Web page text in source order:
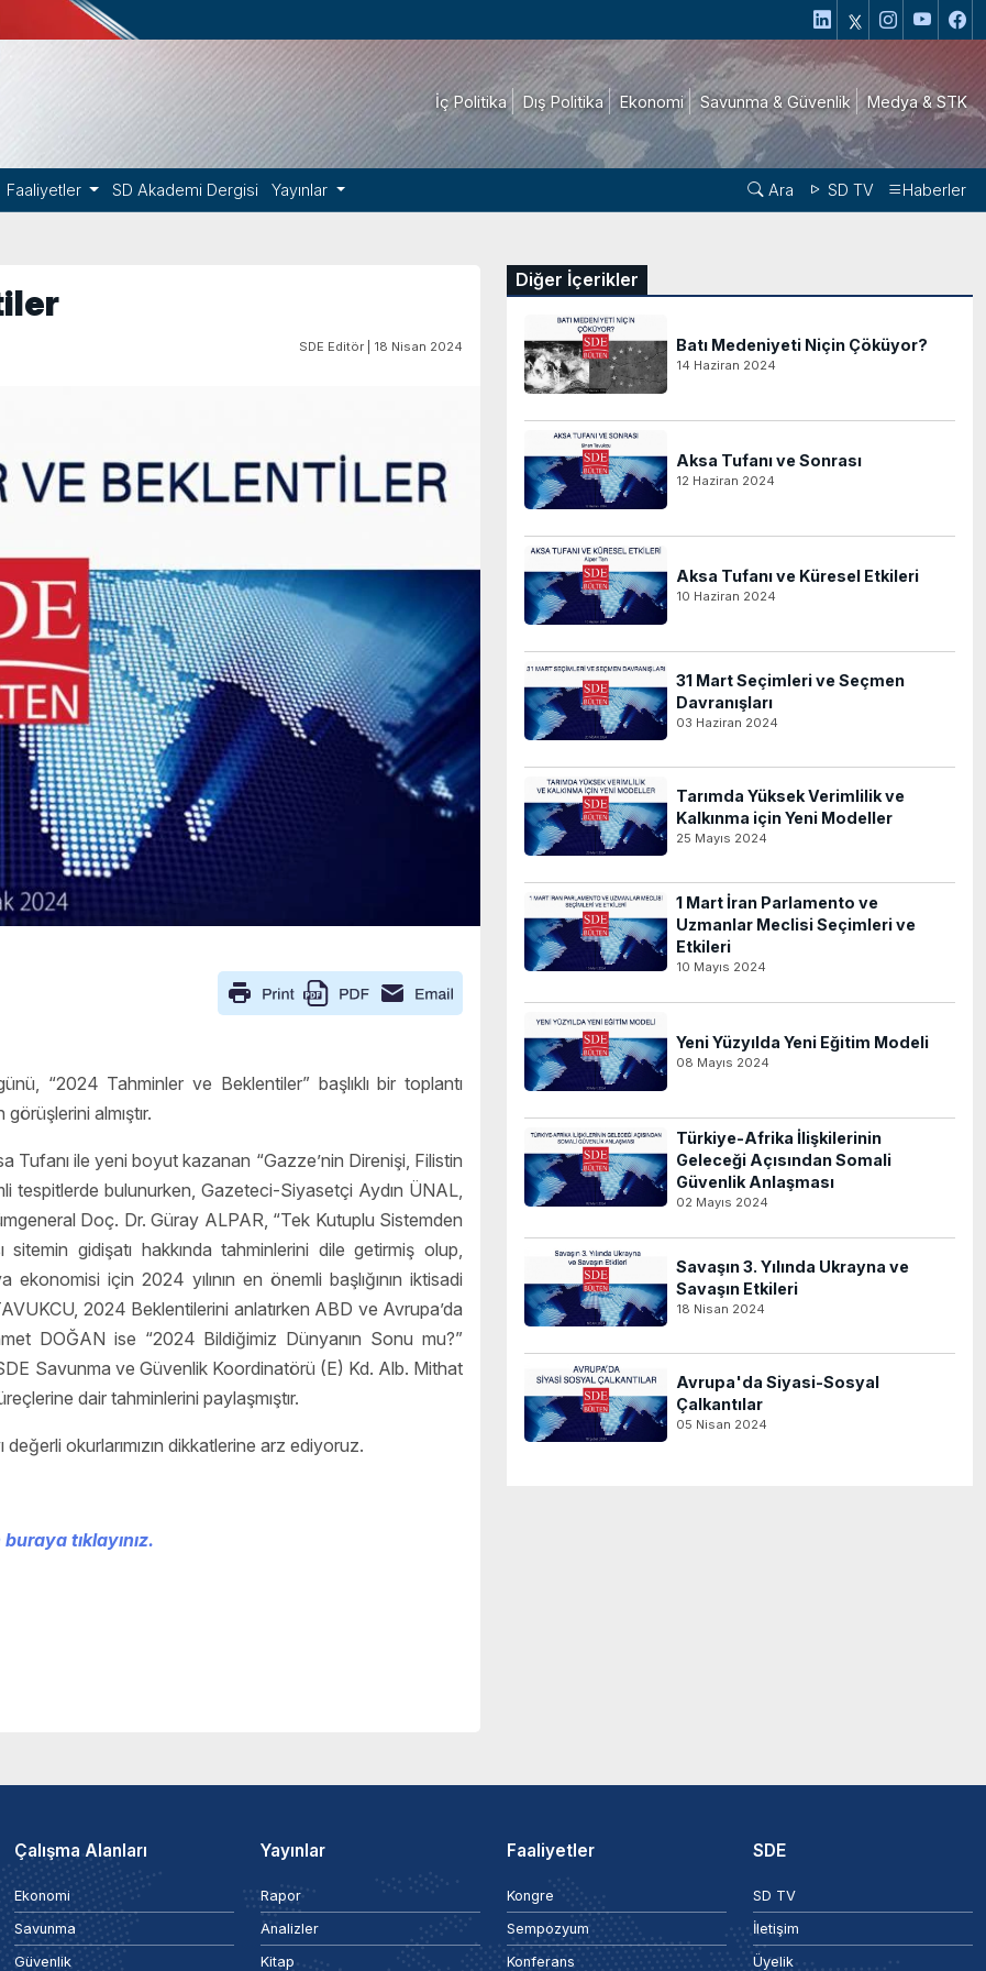
İç Politika Dış Politika Ekonomi Savunma & Güvenlik Medya & STK
Faaliyetler SD Akademi Dergisi Yayınlar Ara SD TV Haberler
SDE Editör | 18 Nisan 2024
“2024 Tahminler ve Beklentiler” başlıklı bir toplantı
almıştır.
ile yeni boyut kazanan “Gazze’nin Direnişi, Filistin
tespitlerde bulunurken, Gazeteci-Siyasetçi Aydın ÜNAL,
Doç. Dr. Güray ALPAR, “Tek Kutuplu Sistemden
gidişatı hakkında tahminlerini dile getirmiş olup,
için 2024 yılının en önemli başlığının iktisadi
2024 Beklentilerini anlatırken ABD ve Avrupa’da
DOĞAN ise “2024 Bildiğimiz Dünyanın Sonu mu?”
Savunma ve Güvenlik Koordinatörü (E) Kd. Alb. Mithat
dair tahminlerini paylaşmıştır.
okurlarımızın dikkatlerine arz ediyoruz.
tıklayınız.
Diğer İçerikler
Batı Medeniyeti Niçin Çöküyor?
14 Haziran 2024
Aksa Tufanı ve Sonrası
12 Haziran 2024
Aksa Tufanı ve Küresel Etkileri
10 Haziran 2024
31 Mart Seçimleri ve Seçmen
Davranışları
03 Haziran 2024
Tarımda Yüksek Verimlilik ve
Kalkınma için Yeni Modeller
25 Mayıs 2024
1 Mart İran Parlamento ve
Uzmanlar Meclisi Seçimleri ve
Etkileri
10 Mayıs 2024
Yeni Yüzyılda Yeni Eğitim Modeli
08 Mayıs 2024
Türkiye-Afrika İlişkilerinin
Geleceği Açısından Somali
Güvenlik Anlaşması
02 Mayıs 2024
Savaşın 3. Yılında Ukrayna ve
Savaşın Etkileri
18 Nisan 2024
Avrupa'da Siyasi-Sosyal
Çalkantılar
05 Nisan 2024
Çalışma Alanları
Ekonomi
Savunma
Güvenlik
Yayınlar
Rapor
Analizler
Kitap
Faaliyetler
Kongre
Sempozyum
Konferans
SDE
SD TV
İletişim
Üyelik